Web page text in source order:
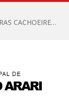
A VALORIZAÇÃO DAS HISTÓRIAS E CULTURAS CACHOEIRENSES